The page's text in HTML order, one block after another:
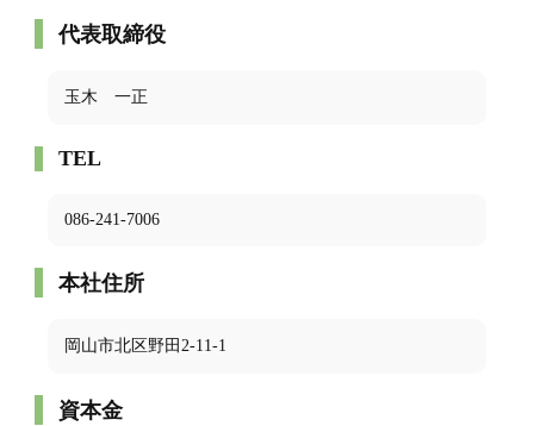
代表取締役
玉木 一正
TEL
086-241-7006
本社住所
岡山市北区野田2-11-1
資本金